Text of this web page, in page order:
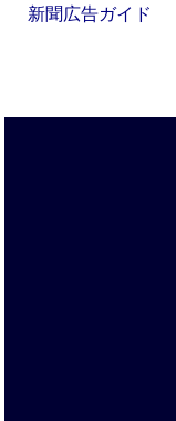
新聞広告ガイド